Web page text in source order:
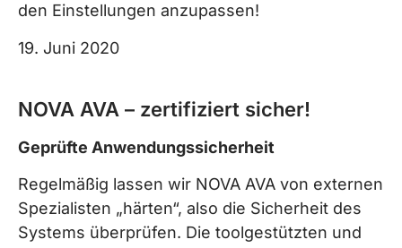
den Einstellungen anzupassen!
19. Juni 2020
NOVA AVA – zertifiziert sicher!
Geprüfte Anwendungssicherheit
Regelmäßig lassen wir NOVA AVA von externen
Spezialisten „härten“, also die Sicherheit des
Systems überprüfen. Die toolgestützten und